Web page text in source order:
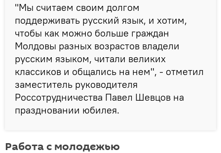
"Мы считаем своим долгом
поддерживать русский язык, и хотим,
чтобы как можно больше граждан
Молдовы разных возрастов владели
русским языком, читали великих
классиков и общались на нем", - отметил
заместитель руководителя
Россотрудничества Павел Шевцов на
праздновании юбилея.
Работа с молодежью